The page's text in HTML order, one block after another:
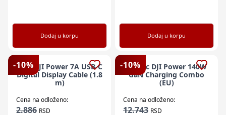
Dodaj u korpu Dodaj u korpu
-10%
Kabl DJI Power 7A USB-C
Digital Display Cable (1.8
m)
Cena na odloženo:
2.886 RSD
-10%
Punjac DJI Power 140W
GaN Charging Combo
(EU)
Cena na odloženo:
12.743 RSD